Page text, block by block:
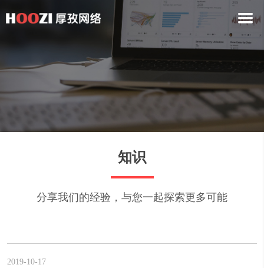
知识
分享我们的经验，与您一起探索更多可能
2019-10-17